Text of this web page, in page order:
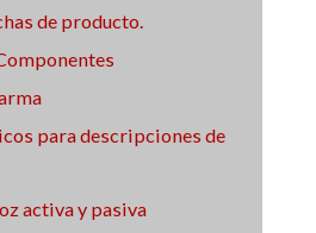
de producto.
para descripciones de
activa y pasiva